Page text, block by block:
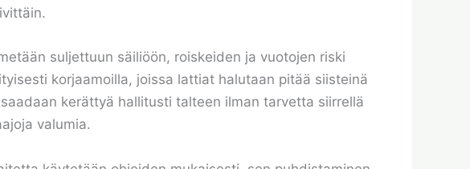
suljettuun säiliöön, roiskeiden ja vuotojen riski
korjaamoilla, joissa lattiat halutaan pitää siisteinä
kerättyä hallitusti talteen ilman tarvetta siirrellä
valumia.